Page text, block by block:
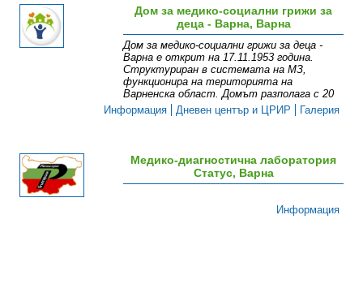
Дом за медико-социални грижи за
деца - Варна, Варна
Дом за медико-социални грижи за деца -
Варна е открит на 17.11.1953 година.
Структуриран в системата на МЗ,
функционира на територията на
Варненска област. Домът разполага с 20
Информация
Дневен център и ЦРИР Галерия
Медико-диагностична лаборатория
Статус, Варна
Информация